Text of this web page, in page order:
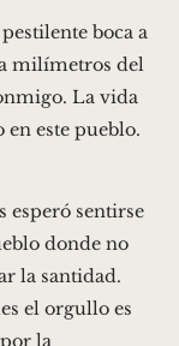
boca a
milímetros del
La vida
en este pueblo.
esperó sentirse
donde no
la santidad.
el orgullo es
la